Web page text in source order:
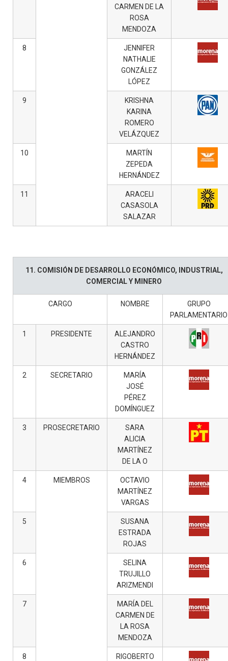
CARMEN DE LA
ROSA
MENDOZA
8
JENNIFER
NATHALIE
GONZÁLEZ
LÓPEZ
9
KRISHNA
KARINA
ROMERO
VELÁZQUEZ
10
MARTÍN
ZEPEDA
HERNÁNDEZ
11
ARACELI
CASASOLA
SALAZAR
11. COMISIÓN DE DESARROLLO ECONÓMICO, INDUSTRIAL,
COMERCIAL Y MINERO
CARGO NOMBRE
GRUPO
PARLAMENTARIO
1 PRESIDENTE
ALEJANDRO
CASTRO
HERNÁNDEZ
2 SECRETARIO
MARÍA
JOSÉ
PÉREZ
DOMÍNGUEZ
3 PROSECRETARIO
SARA
ALICIA
MARTÍNEZ
DE LA O
4 MIEMBROS
OCTAVIO
MARTÍNEZ
VARGAS
5
SUSANA
ESTRADA
ROJAS
6
SELINA
TRUJILLO
ARIZMENDI
7
MARÍA DEL
CARMEN DE
LA ROSA
MENDOZA
8
RIGOBERTO